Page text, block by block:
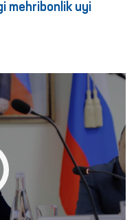
mehribonlik uyi